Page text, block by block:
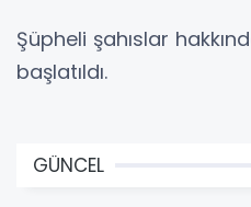
Şüpheli şahıslar
başlatıldı.
GÜNCEL